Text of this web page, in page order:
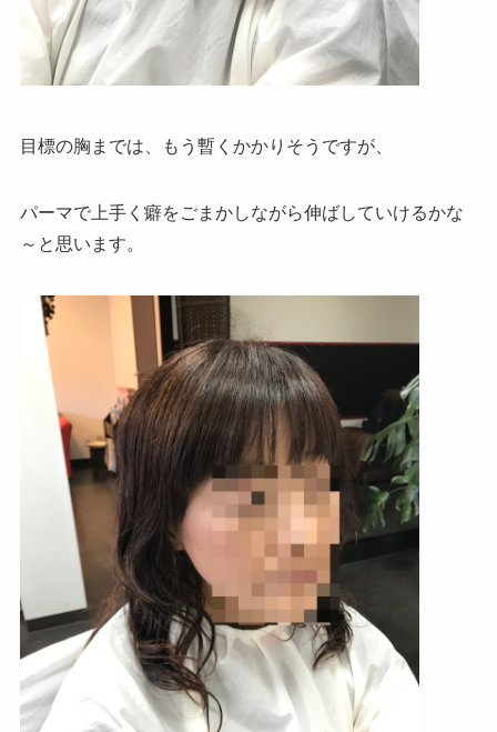
目標の胸までは、もう暫くかかりそうですが、
パーマで上手く癖をごまかしながら伸ばしていけるかな
～と思います。